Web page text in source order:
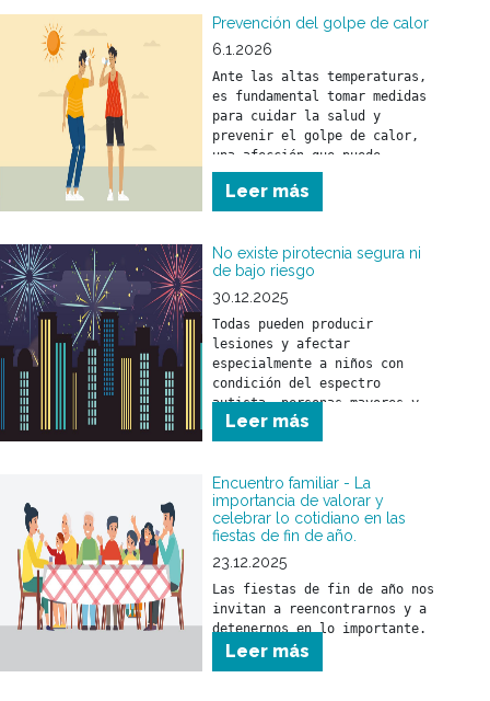
Prevención del golpe de calor
6.1.2026
Ante las altas temperaturas,
es fundamental tomar medidas
para cuidar la salud y
prevenir el golpe de calor,
una afección que puede
afectar a personas de
Leer más
No existe pirotecnia segura ni
de bajo riesgo
30.12.2025
Todas pueden producir
lesiones y afectar
especialmente a niños con
condición del espectro
autista, personas mayores y
animales.
Leer más
Encuentro familiar - La
importancia de valorar y
celebrar lo cotidiano en las
fiestas de fin de año.
23.12.2025
Las fiestas de fin de año nos
invitan a reencontrarnos y a
detenernos en lo importante.
Leer más